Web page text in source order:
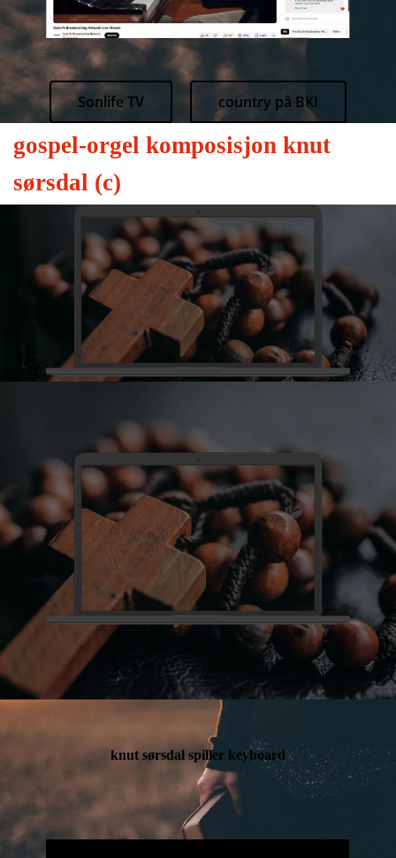
Sonlife TV country på BKI
gospel-orgel komposisjon knut
sørsdal (c)
knut sørsdal spiller keyboard